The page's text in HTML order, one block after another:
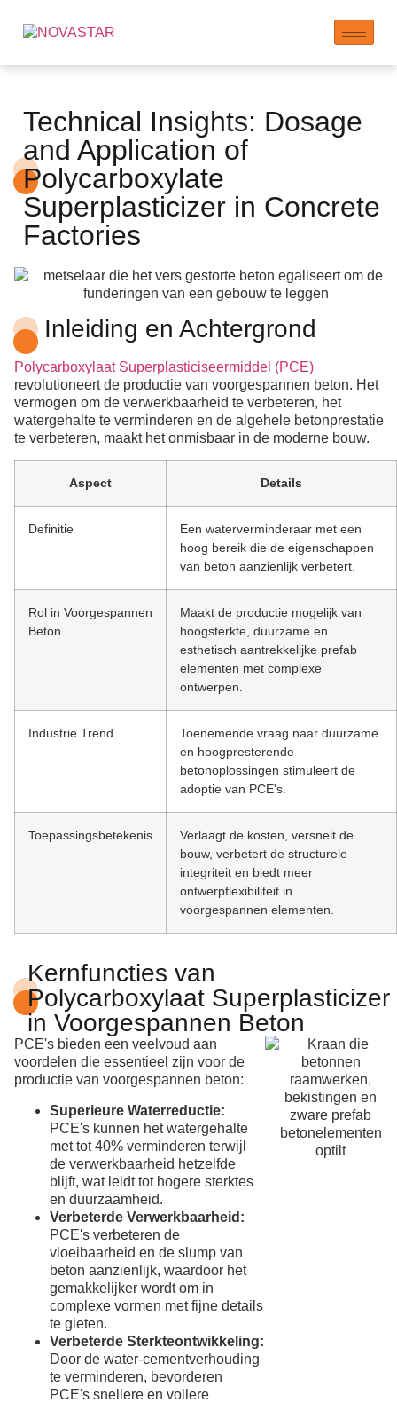
Technical Insights: Dosage
and Application of
Polycarboxylate
Superplasticizer in Concrete
Factories
Inleiding en Achtergrond
Polycarboxylaat Superplasticiseermiddel (PCE)
revolutioneert de productie van voorgespannen beton. Het
vermogen om de verwerkbaarheid te verbeteren, het
watergehalte te verminderen en de algehele betonprestatie
te verbeteren, maakt het onmisbaar in de moderne bouw.
Aspect Details
Definitie
Een waterverminderaar met een
hoog bereik die de eigenschappen
van beton aanzienlijk verbetert.
Rol in Voorgespannen
Beton
Maakt de productie mogelijk van
hoogsterkte, duurzame en
esthetisch aantrekkelijke prefab
elementen met complexe
ontwerpen.
Industrie Trend
Toenemende vraag naar duurzame
en hoogpresterende
betonoplossingen stimuleert de
adoptie van PCE's.
Toepassingsbetekenis
Verlaagt de kosten, versnelt de
bouw, verbetert de structurele
integriteit en biedt meer
ontwerpflexibiliteit in
voorgespannen elementen.
Kernfuncties van
Polycarboxylaat Superplasticizer
in Voorgespannen Beton
PCE's bieden een veelvoud aan
voordelen die essentieel zijn voor de
productie van voorgespannen beton:
Superieure Waterreductie:
PCE's kunnen het watergehalte
met tot 40% verminderen terwijl
de verwerkbaarheid hetzelfde
blijft, wat leidt tot hogere sterktes
en duurzaamheid.
Verbeterde Verwerkbaarheid:
PCE's verbeteren de
vloeibaarheid en de slump van
beton aanzienlijk, waardoor het
gemakkelijker wordt om in
complexe vormen met fijne details
te gieten.
Verbeterde Sterkteontwikkeling:
Door de water-cementverhouding
te verminderen, bevorderen
PCE's snellere en vollere